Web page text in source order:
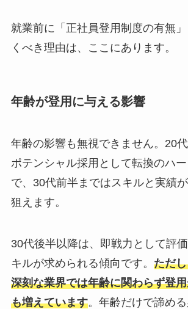
就業前に「正社員登用制度の有無
くべき理由は、ここにあります。
年齢が登用に与える影響
年齢の影響も無視できません。20
ポテンシャル採用として転換のハ
で、30代前半まではスキルと実績
狙えます。
30代後半以降は、即戦力として評
キルが求められる傾向です。 ただ
深刻な業界では年齢に関わらず登
も増えています。年齢だけで諦め